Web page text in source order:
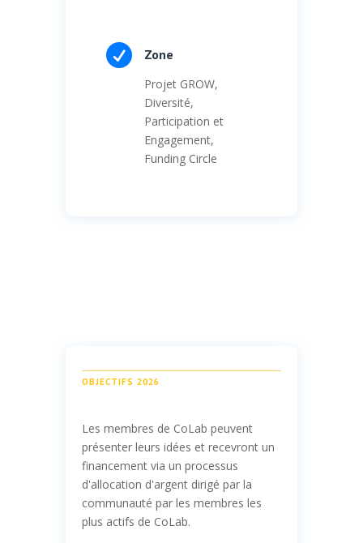
 Zone
Projet GROW,
Diversité,
Participation et
Engagement,
Funding Circle
OBJECTIFS 2026
Les membres de CoLab peuvent
présenter leurs idées et recevront un
financement via un processus
d'allocation d'argent dirigé par la
communauté par les membres les
plus actifs de CoLab.